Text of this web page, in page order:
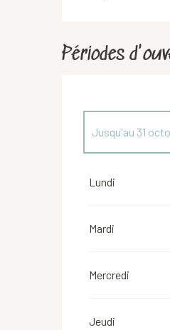
Périodes
Jusqu'au 31
Lundi
Mardi
Mercredi
Jeudi